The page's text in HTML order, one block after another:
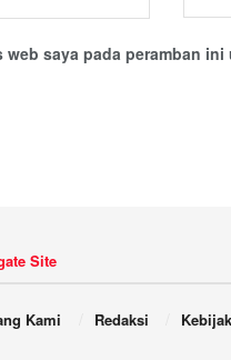
web saya pada peramban
Site
Kami Redaksi